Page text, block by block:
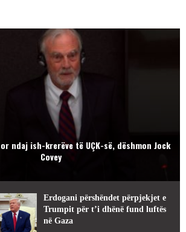
ndaj ish-krerëve të UÇK-së, dëshmon Jock
Covey
Erdogani përshëndet përpjekjet e
Trumpit për t’i dhënë fund luftës
në Gaza